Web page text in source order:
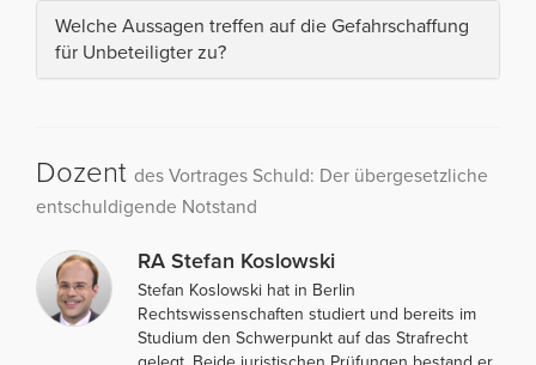
Welche Aussagen treffen auf die Gefahrschaffung
für Unbeteiligter zu?
Dozent des Vortrages Schuld: Der übergesetzliche
entschuldigende Notstand
RA Stefan Koslowski
Stefan Koslowski hat in Berlin
Rechtswissenschaften studiert und bereits im
Studium den Schwerpunkt auf das Strafrecht